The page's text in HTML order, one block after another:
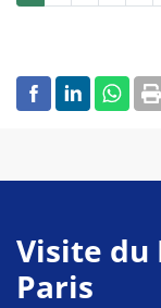
Visite du
Paris